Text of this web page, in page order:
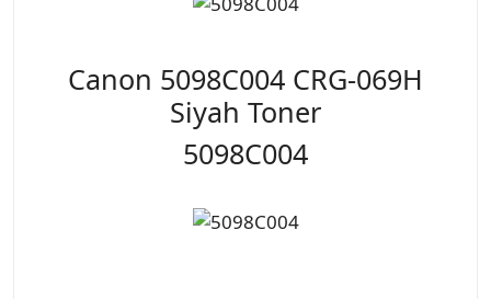
Canon 5098C004 CRG-069H
Siyah Toner
5098C004